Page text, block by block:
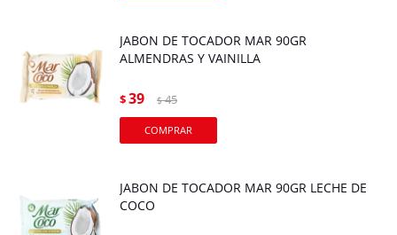
JABON DE TOCADOR MAR 90GR
ALMENDRAS Y VAINILLA
$39 $ 45
JABON DE TOCADOR MAR 90GR LECHE DE
COCO